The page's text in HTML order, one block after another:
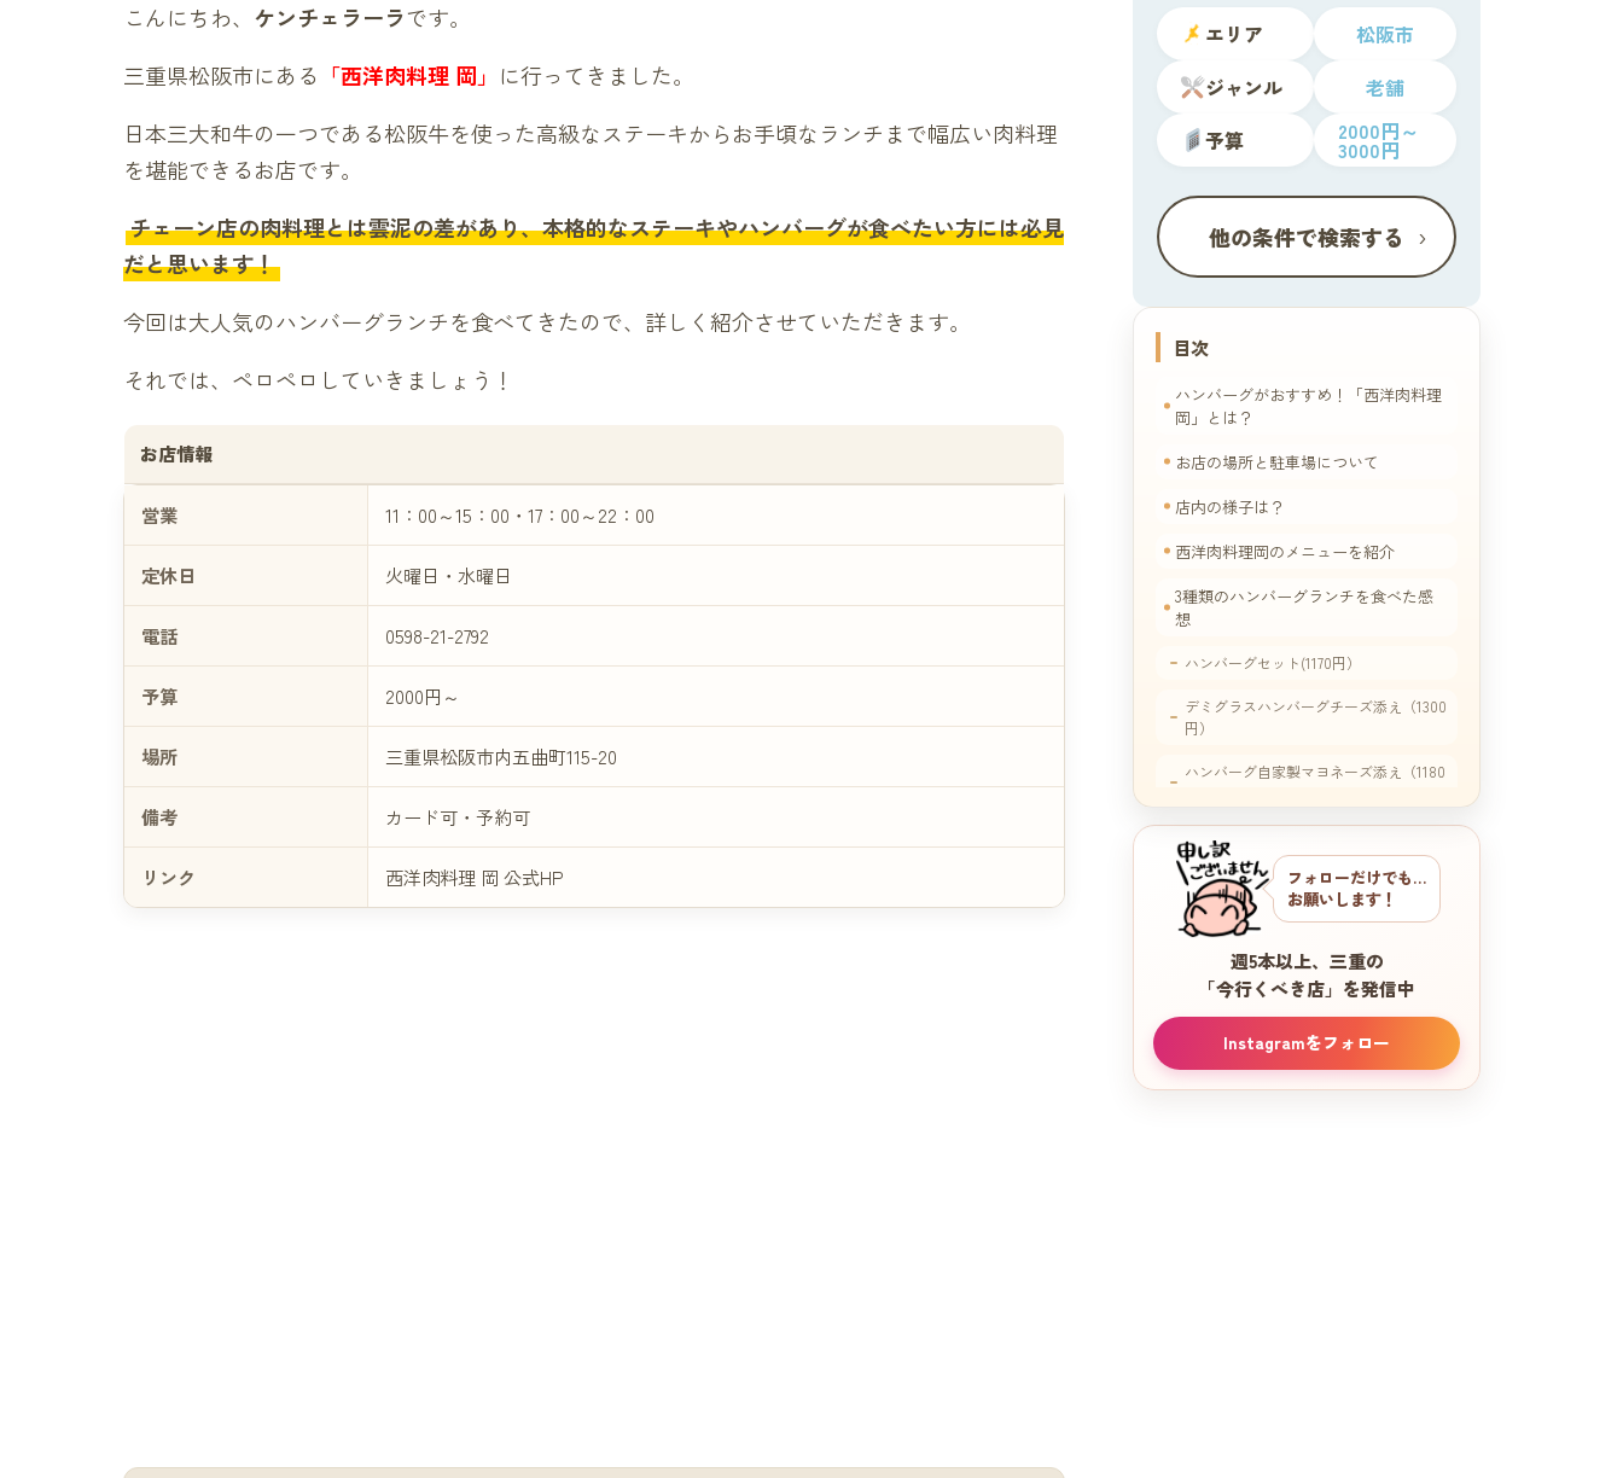
こんにちわ、 ケンチェラーラです。
三重県松阪市にある 「西洋肉料理 岡」 に行ってきました。
日本三大和牛の一つである松阪牛を使った高級なステーキからお手頃なランチまで幅広い肉料理
を堪能できるお店です。
チェーン店の肉料理とは雲泥の差があり、本格的なステーキやハンバーグが食べたい方には必見
だと思います！
今回は大人気のハンバーグランチを食べてきたので、詳しく紹介させていただきます。
それでは、ペロペロしていきましょう！
お店情報
営業 11：00～15：00・17：00～22：00
定休日 火曜日・水曜日
電話 0598-21-2792
予算 2000円～
場所 三重県松阪市内五曲町115-20
備考 カード可・予約可
リンク 西洋肉料理 岡 公式HP
エリア
松阪市
ジャンル
老舗
予算
2000円～
3000円
他の条件で検索する ›
目次
ハンバーグがおすすめ！「西洋肉料理
岡」とは？
お店の場所と駐車場について
店内の様子は？
西洋肉料理岡のメニューを紹介
3種類のハンバーグランチを食べた感
想
ハンバーグセット(1170円）
デミグラスハンバーグチーズ添え（1300
円）
ハンバーグ自家製マヨネーズ添え（1180
西洋肉料理岡に行った感想
フォローだけでも…
お願いします！
週5本以上、三重の
「今行くべき店」を発信中
Instagramをフォロー